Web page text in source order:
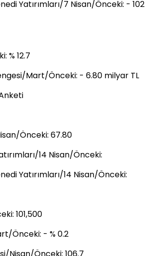
Yatırımları/7 Nisan/Önceki: - 102
% 12.7
Mart/Önceki: - 6.80 milyar TL
Önceki: 67.80
14 Nisan/Önceki:
Yatırımları/14 Nisan/Önceki:
101,500
Önceki: - % 0.2